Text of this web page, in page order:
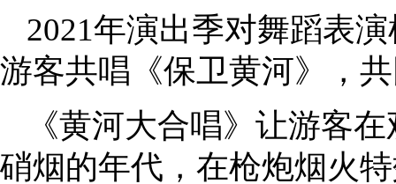
2021年演出季对舞蹈表
游客共唱《保卫黄河》，
《黄河大合唱》让游客
硝烟的年代，在枪炮烟火